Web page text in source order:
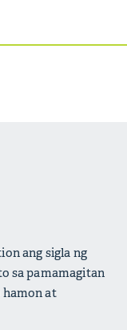
ang sigla ng
sa pamamagitan
hamon at